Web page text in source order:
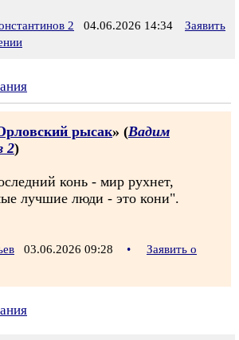
2 04.06.2026 14:34
Заявить
рысак» (Вадим
2)
конь - мир рухнет,
лучшие люди - это кони".
03.06.2026 09:28 •
Заявить о